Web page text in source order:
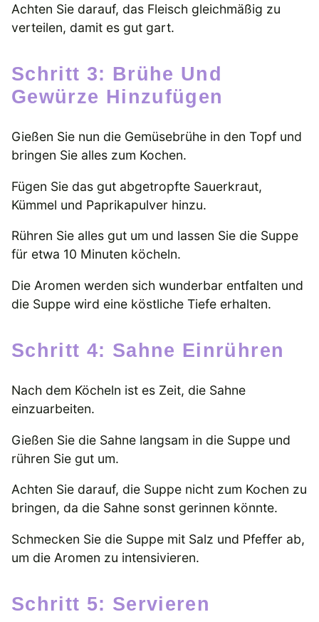
Achten Sie darauf, das Fleisch gleichmäßig zu
verteilen, damit es gut gart.
Schritt 3: Brühe Und
Gewürze Hinzufügen
Gießen Sie nun die Gemüsebrühe in den Topf und
bringen Sie alles zum Kochen.
Fügen Sie das gut abgetropfte Sauerkraut,
Kümmel und Paprikapulver hinzu.
Rühren Sie alles gut um und lassen Sie die Suppe
für etwa 10 Minuten köcheln.
Die Aromen werden sich wunderbar entfalten und
die Suppe wird eine köstliche Tiefe erhalten.
Schritt 4: Sahne Einrühren
Nach dem Köcheln ist es Zeit, die Sahne
einzuarbeiten.
Gießen Sie die Sahne langsam in die Suppe und
rühren Sie gut um.
Achten Sie darauf, die Suppe nicht zum Kochen zu
bringen, da die Sahne sonst gerinnen könnte.
Schmecken Sie die Suppe mit Salz und Pfeffer ab,
um die Aromen zu intensivieren.
Schritt 5: Servieren